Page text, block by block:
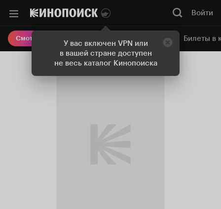
У вас включен VPN или
в вашей стране доступен
не весь каталог Кинопоиска
Войти
Смотреть кино Онлайн-кинотеатр Билеты в